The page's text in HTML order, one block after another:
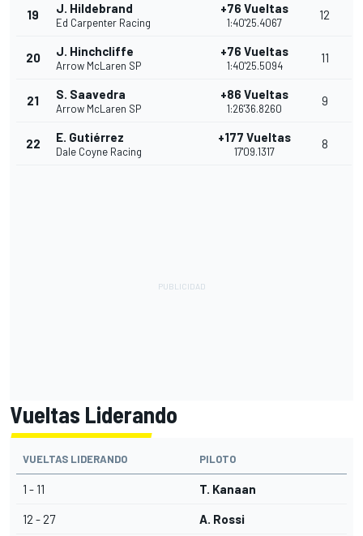
19 J. Hildebrand
Ed Carpenter Racing
+76 Vueltas
1:40'25.4067
12
20 J. Hinchcliffe
Arrow McLaren SP
+76 Vueltas
1:40'25.5094
11
21 S. Saavedra
Arrow McLaren SP
+86 Vueltas
1:26'36.8260
9
22 E. Gutiérrez
Dale Coyne Racing
+177 Vueltas
17'09.1317
8
Vueltas Liderando
VUELTAS LIDERANDO PILOTO
1 - 11 T. Kanaan
12 - 27 A. Rossi